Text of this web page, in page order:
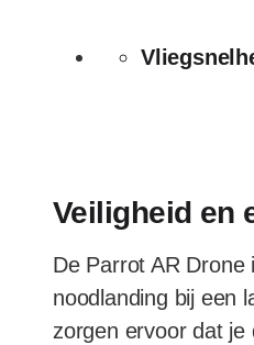
Veiligheid en
De Parrot AR Drone
noodlanding bij een
zorgen ervoor dat je